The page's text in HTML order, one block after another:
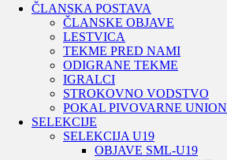
ČLANSKA POSTAVA
ČLANSKE OBJAVE
LESTVICA
TEKME PRED NAMI
ODIGRANE TEKME
IGRALCI
STROKOVNO VODSTVO
POKAL PIVOVARNE UNION
SELEKCIJE
SELEKCIJA U19
OBJAVE SML-U19